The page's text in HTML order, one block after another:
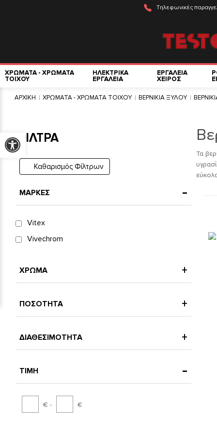
Τηλεφωνικές
ΧΡΩΜΑΤΑ - ΧΡΩΜΑΤΑ
ΤΟΙΧΟΥ
ΗΛΕΚΤΡΙΚΑ
ΕΡΓΑΛΕΙΑ
ΕΡΓΑΛΕΙΑ
ΧΕΙΡΟΣ
ΑΡΧΙΚΗ ΧΡΩΜΑΤΑ - ΧΡΩΜΑΤΑ ΤΟΙΧΟΥ ΒΕΡΝΙΚΙΑ ΞΥΛΟΥ
ΦΙΛΤΡΑ
Καθαρισμός Φίλτρων
ΜΑΡΚΕΣ
Vitex
Vivechrom
ΧΡΩΜΑ
ΠΟΣΟΤΗΤΑ
ΔΙΑΘΕΣΙΜΟΤΗΤΑ
ΤΙΜΗ
€ - €
Τα
Προσβασιμότητα